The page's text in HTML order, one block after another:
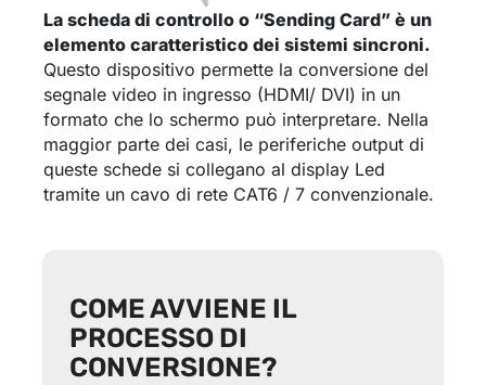
La scheda di controllo o “Sending Card” è un
elemento caratteristico dei sistemi sincroni.
Questo dispositivo permette la conversione del
segnale video in ingresso (HDMI/ DVI) in un
formato che lo schermo può interpretare. Nella
maggior parte dei casi, le periferiche output di
queste schede si collegano al display Led
tramite un cavo di rete CAT6 / 7 convenzionale.
COME AVVIENE IL
PROCESSO DI
CONVERSIONE?